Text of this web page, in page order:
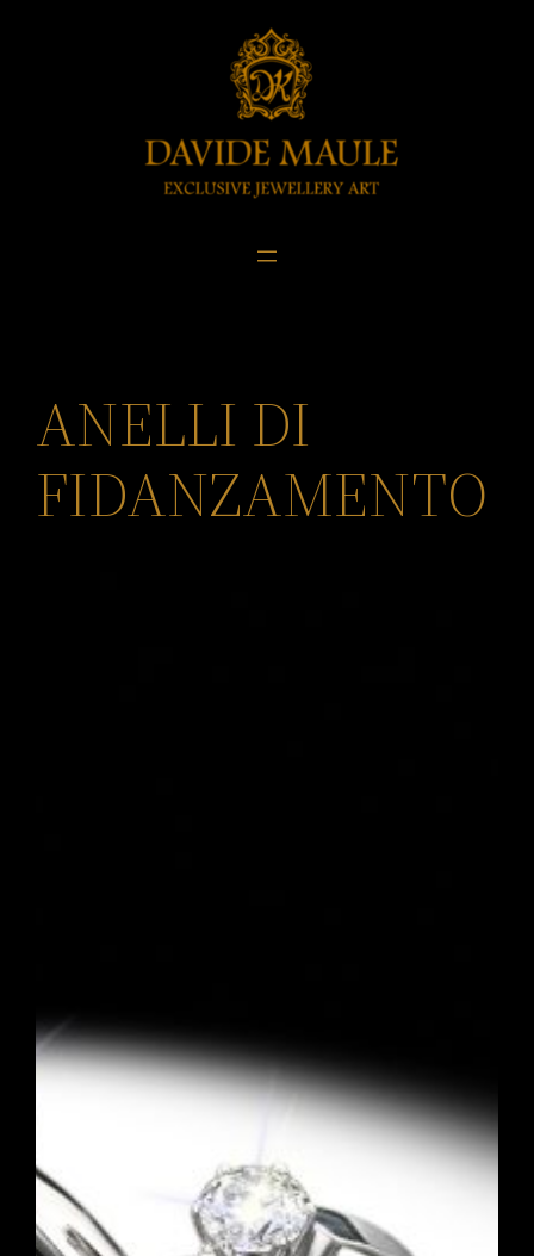
ANELLI DI
FIDANZAMENTO